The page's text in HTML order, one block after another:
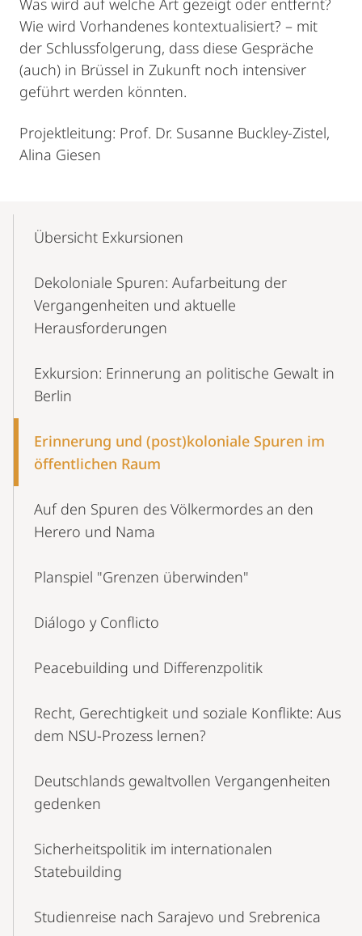
Was wird auf welche Art gezeigt oder entfernt?
Wie wird Vorhandenes kontextualisiert? – mit
der Schlussfolgerung, dass diese Gespräche
(auch) in Brüssel in Zukunft noch intensiver
geführt werden könnten.
Projektleitung: Prof. Dr. Susanne Buckley-Zistel,
Alina Giesen
Content-
NavigationÜbersicht Exkursionen
Dekoloniale Spuren: Aufarbeitung der
Vergangenheiten und aktuelle
Herausforderungen
Exkursion: Erinnerung an politische Gewalt in
Berlin
Erinnerung und (post)koloniale Spuren im
öffentlichen Raum
Auf den Spuren des Völkermordes an den
Herero und Nama
Planspiel "Grenzen überwinden"
Diálogo y Conflicto
Peacebuilding und Differenzpolitik
Recht, Gerechtigkeit und soziale Konflikte: Aus
dem NSU-Prozess lernen?
Deutschlands gewaltvollen Vergangenheiten
gedenken
Sicherheitspolitik im internationalen
Statebuilding
Studienreise nach Sarajevo und Srebrenica